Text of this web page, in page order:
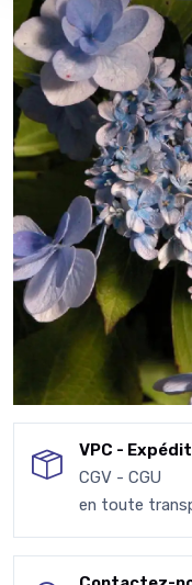
VPC -
CGV - CGU
en toute